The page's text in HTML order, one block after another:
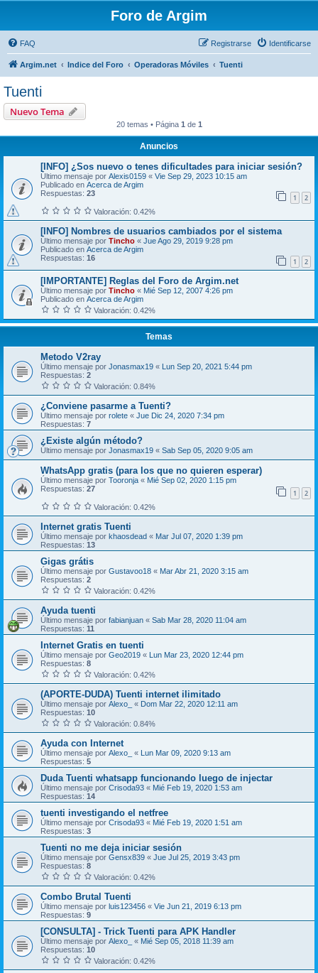
Foro de Argim
FAQ Identificarse
Registrarse
Argim.net Indice del Foro Operadoras Móviles Tuenti
Tuenti
Nuevo Tema
20 temas • Página 1 de 1
Anuncios
[INFO] ¿Sos nuevo o tenes dificultades para iniciar sesión?
Último mensaje por Alexis0159 « Vie Sep 29, 2023 10:15 am
Publicado en Acerca de Argim
Respuestas: 23 1 2
Valoración: 0.42%
[INFO] Nombres de usuarios cambiados por el sistema
Último mensaje por Tincho « Jue Ago 29, 2019 9:28 pm
Publicado en Acerca de Argim
Respuestas: 16 1 2
[IMPORTANTE] Reglas del Foro de Argim.net
Último mensaje por Tincho « Mié Sep 12, 2007 4:26 pm
Publicado en Acerca de Argim
Valoración: 0.42%
Temas
Metodo V2ray
Último mensaje por Jonasmax19 «
Lun Sep 20, 2021 5:44 pm
Respuestas: 2
Valoración: 0.84%
¿Conviene pasarme a Tuenti?
Último mensaje por rolete « Jue Dic 24, 2020 7:34 pm
Respuestas: 7
¿Existe algún método?
Último mensaje por Jonasmax19 « Sab Sep 05, 2020 9:05 am
WhatsApp gratis (para los que no quieren esperar)
Último mensaje por Tooronja « Mié Sep 02, 2020 1:15 pm
Respuestas: 27 1 2
Valoración: 0.42%
Internet gratis Tuenti
Último mensaje por khaosdead « Mar Jul 07, 2020 1:39 pm
Respuestas: 13
Gigas grátis
Último mensaje por Gustavoo18 « Mar Abr 21, 2020 3:15 am
Respuestas: 2
Valoración: 0.42%
Ayuda tuenti
Último mensaje por fabianjuan « Sab Mar 28, 2020 11:04 am
Respuestas: 11
Internet Gratis en tuenti
Último mensaje por Geo2019 « Lun Mar 23, 2020 12:44 pm
Respuestas: 8
Valoración: 0.42%
(APORTE-DUDA) Tuenti internet ilimitado
Último mensaje por Alexo_ « Dom Mar 22, 2020 12:11 am
Respuestas: 10
Valoración: 0.84%
Ayuda con Internet
Último mensaje por Alexo_ « Lun Mar 09, 2020 9:13 am
Respuestas: 5
Duda Tuenti whatsapp funcionando luego de injectar
Último mensaje por Crisoda93 « Mié Feb 19, 2020 1:53 am
Respuestas: 14
tuenti investigando el netfree
Último mensaje por Crisoda93 « Mié Feb 19, 2020 1:51 am
Respuestas: 3
Tuenti no me deja iniciar sesión
Último mensaje por Gensx839 « Jue Jul 25, 2019 3:43 pm
Respuestas: 8
Valoración: 0.42%
Combo Brutal Tuenti
Último mensaje por luis123456 « Vie Jun 21, 2019 6:13 pm
Respuestas: 9
[CONSULTA] - Trick Tuenti para APK Handler
Último mensaje por Alexo_ « Mié Sep 05, 2018 11:39 am
Respuestas: 10
Valoración: 0.42%